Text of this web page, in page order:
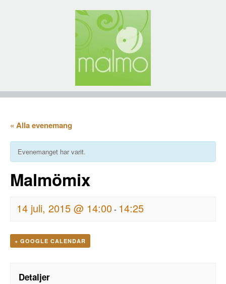
« Alla evenemang
Evenemanget har varit.
Malmömix
14 juli, 2015 @ 14:00- 14:25
+ GOOGLE CALENDAR
Detaljer